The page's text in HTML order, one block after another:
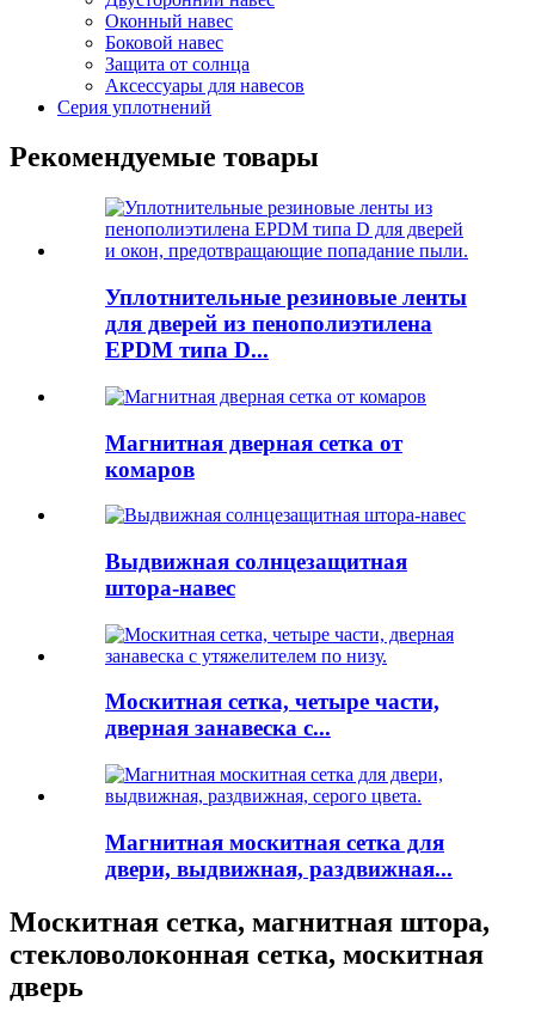
Оконный навес
Боковой навес
Защита от солнца
Аксессуары для навесов
Серия уплотнений
Рекомендуемые товары
Уплотнительные резиновые ленты
для дверей из пенополиэтилена
EPDM типа D...
Магнитная дверная сетка от
комаров
Выдвижная солнцезащитная
штора-навес
Москитная сетка, четыре части,
дверная занавеска с...
Магнитная москитная сетка для
двери, выдвижная, раздвижная...
Москитная сетка, магнитная штора,
стекловолоконная сетка, москитная
дверь